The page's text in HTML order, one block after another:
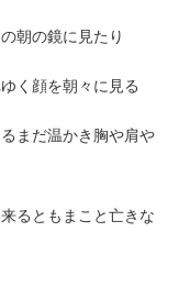
朝の鏡に見たり
く顔を朝々に見る
まだ温かき胸や肩や
るともまこと亡きな